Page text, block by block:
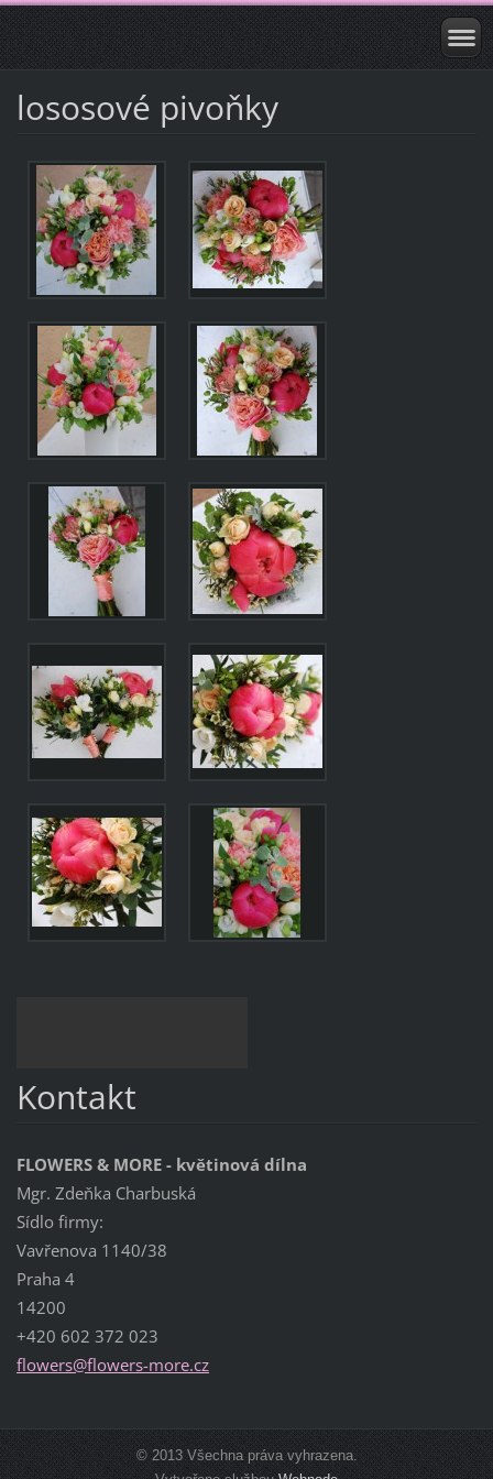
lososové pivoňky
Kontakt
FLOWERS & MORE - květinová dílna
Mgr. Zdeňka Charbuská
Sídlo firmy:
Vavřenova 1140/38
Praha 4
14200
+420 602 372 023
flowers@flowers-more.cz
© 2013 Všechna práva vyhrazena.